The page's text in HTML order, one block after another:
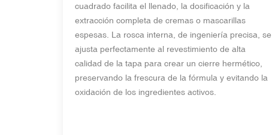
cuadrado facilita el llenado, la dosificación y la
extracción completa de cremas o mascarillas
espesas. La rosca interna, de ingeniería precisa, se
ajusta perfectamente al revestimiento de alta
calidad de la tapa para crear un cierre hermético,
preservando la frescura de la fórmula y evitando la
oxidación de los ingredientes activos.